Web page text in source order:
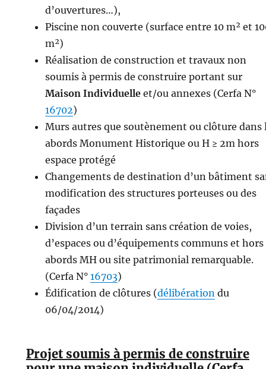
d’ouvertures…),
Piscine non couverte (surface entre 10 m² et
m²)
Réalisation de construction et travaux non
soumis à permis de construire portant sur
Maison Individuelleet/ou annexes (Cerfa N°
16702)
Murs autres que soutènement ou clôture dans
abords Monument Historique ou H ≥ 2m hors
espace protégé
Changements de destination d’un bâtiment
modification des structures porteuses ou des
façades
Division d’un terrain sans création de voies,
d’espaces ou d’équipements communs et hors
abords MH ou site patrimonial remarquable.
(Cerfa N° 16703)
Édification de clôtures (délibérationdu
06/04/2014)
Projet soumis à permis de construire